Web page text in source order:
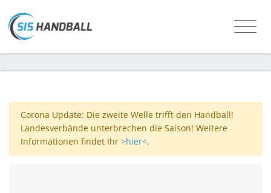
Corona Update: Die zweite Welle trifft den Handball!
Landesverbände unterbrechen die Saison! Weitere
Informationen findet Ihr >hier<.